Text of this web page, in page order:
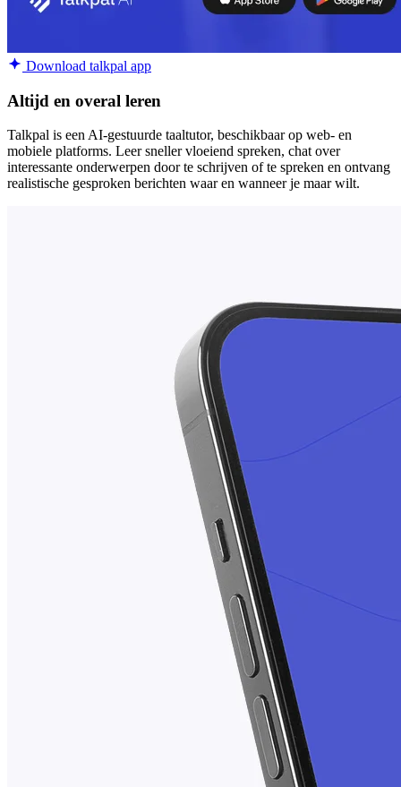
Download talkpal app
Altijd en overal leren
Talkpal is een AI-gestuurde taaltutor, beschikbaar op web- en
mobiele platforms. Leer sneller vloeiend spreken, chat over
interessante onderwerpen door te schrijven of te spreken en ontvang
realistische gesproken berichten waar en wanneer je maar wilt.